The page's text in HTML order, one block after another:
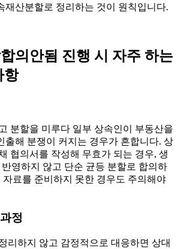
재산분할로 정리하는 것이 원칙입니다.
의안됨 진행 시 자주 하는
항
분할을 미루다 일부 상속인이 부동산을
출해 분쟁이 커지는 경우가 흔합니다. 상
협의서를 작성해 무효가 되는 경우, 생
영하지 않고 단순 균등 분할로 합의하
자료를 준비하지 못한 경우도 주의해야
정
리하지 않고 감정적으로 대응하면 상대